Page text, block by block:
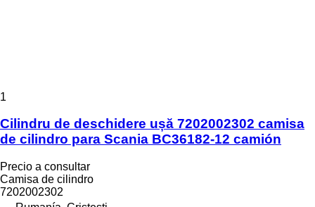
1
Cilindru de deschidere ușă 7202002302 camisa
de cilindro para Scania BC36182-12 camión
Precio a consultar
Camisa de cilindro
7202002302